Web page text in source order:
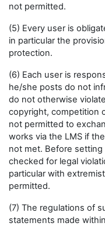
not permitted.
(5) Every user is
in particular the
protection.
(6) Each user is
he/she posts do not
do not otherwise
copyright, competition
not permitted to
works via the LMS if
not met. Before
checked for legal
particular with
permitted.
(7) The regulations of
statements made